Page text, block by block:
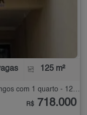
125 m²
Sobrado à Venda no Parque São Domingos com 1 quarto - 125 m²
R$ 718.000